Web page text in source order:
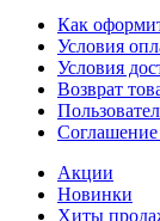
Как
Условия
Условия
Возврат
Акции
Новинки
Хиты